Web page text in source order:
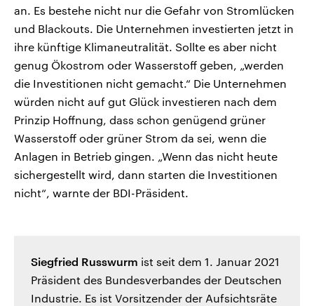
an. Es bestehe nicht nur die Gefahr von Stromlücken
und Blackouts. Die Unternehmen investierten jetzt in
ihre künftige Klimaneutralität. Sollte es aber nicht
genug Ökostrom oder Wasserstoff geben, „werden
die Investitionen nicht gemacht.“ Die Unternehmen
würden nicht auf gut Glück investieren nach dem
Prinzip Hoffnung, dass schon genügend grüner
Wasserstoff oder grüner Strom da sei, wenn die
Anlagen in Betrieb gingen. „Wenn das nicht heute
sichergestellt wird, dann starten die Investitionen
nicht“, warnte der BDI-Präsident.
Siegfried Russwurm ist seit dem 1. Januar 2021
Präsident des Bundesverbandes der Deutschen
Industrie. Es ist Vorsitzender der Aufsichtsräte